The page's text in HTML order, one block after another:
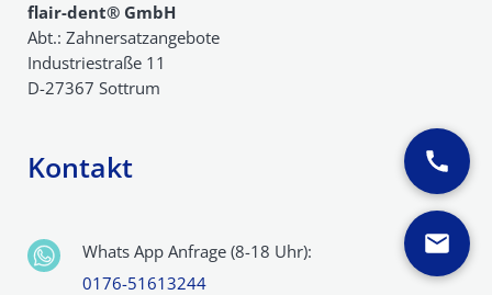
flair-dent® GmbH
Abt.: Zahnersatzangebote
Industriestraße 11
D-27367 Sottrum
Kontakt
Whats App Anfrage (8-18 Uhr):
0176-51613244